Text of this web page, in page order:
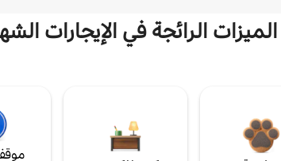
الميزات الرائجة في الإيجارات